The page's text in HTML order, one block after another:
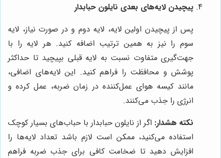
پیچیدن لایه‌های بعدی نایلون حبابدار
پس از پیچیدن اولین لایه، لایه دوم و در صورت نیاز، لایه
سوم را نیز به همین ترتیب اضافه کنید. هر لایه را با
جهت‌گیری متفاوت نسبت به لایه قبلی بپیچید تا حداکثر
پوشش و محافظت را فراهم کنید. این لایه‌های اضافی،
مانند کیسه هوای عمل‌کننده در زمان ضربه، عمل کرده و
انرژی را جذب می‌کنند.
نکته هشدار: اگر از نایلون حبابدار با حباب‌های بسیار کوچک
استفاده می‌کنید، ممکن است لازم باشد تعداد لایه‌ها را
افزایش دهید تا ضخامت کافی برای جذب ضربه فراهم